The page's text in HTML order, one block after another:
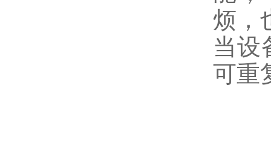
烦，
当设
可重